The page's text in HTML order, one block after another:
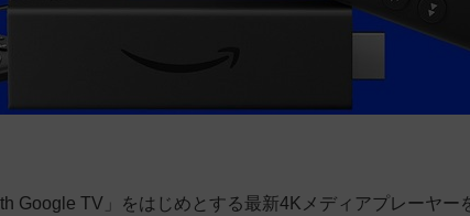
Google TV」をはじめとする最新4Kメディアプレーヤー